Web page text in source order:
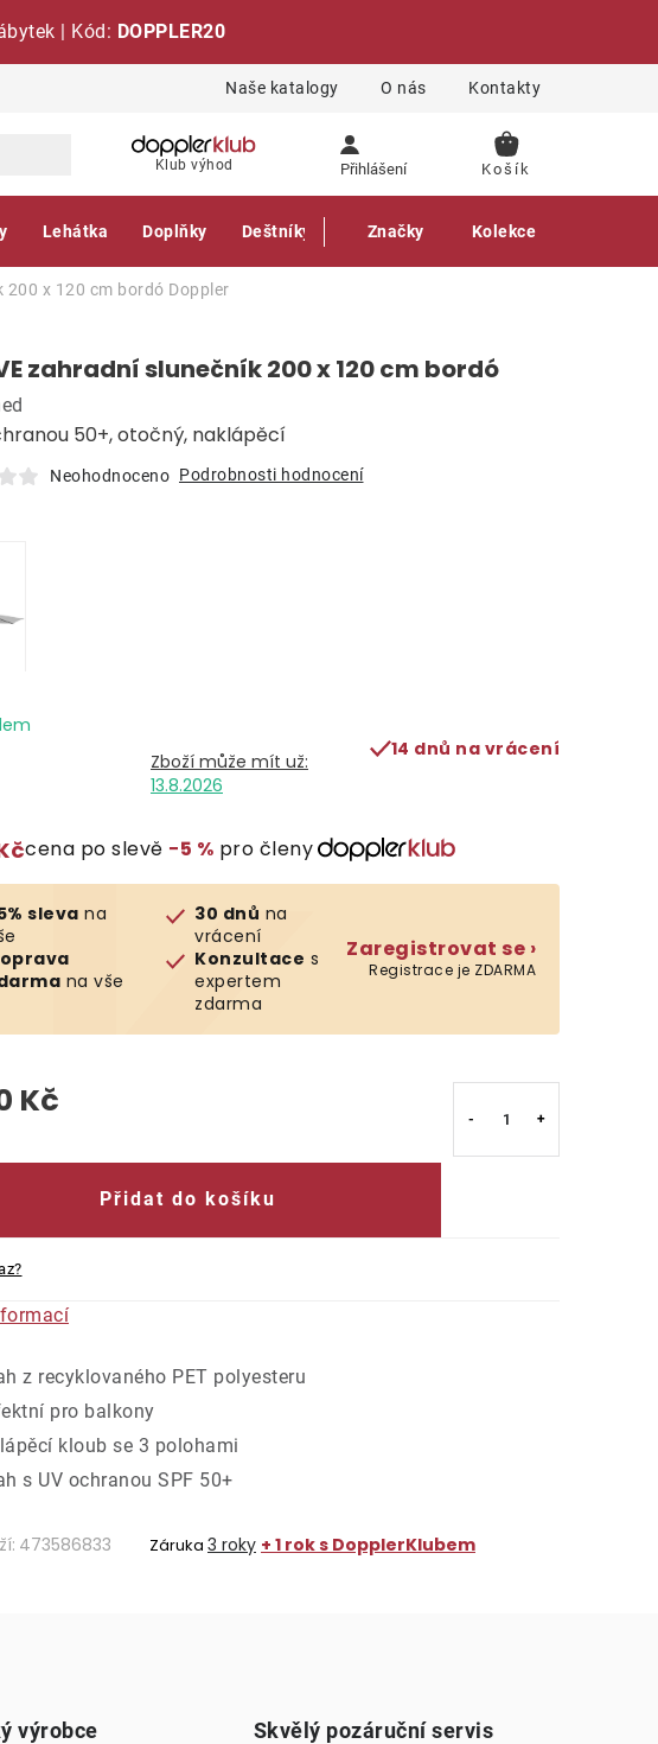
| Kód: DOPPLER20
Naše katalogy O nás Kontakty
Klub výhod Přihlášení
NÁKUPNÍ
Lehátka Doplňky Deštníky Gastro produkty
Značky Kolekce
200 x 120 cm bordó Doppler
zahradní slunečník 200 x 120 cm bordó
50+, otočný, naklápěcí
Neohodnoceno Podrobnosti hodnocení
13.8.2026
14 dnů na vrácení
cena po slevě −5 % pro členy
sleva na
na vše
30 dnů na
vrácení
Konzultace s
expertem
zdarma
Zaregistrovat se ›
Registrace je ZDARMA
Kč
Přidat do košíku
z recyklovaného PET polyesteru
pro balkony
kloub se 3 polohami
s UV ochranou SPF 50+
473586833 Záruka 3 roky + 1 rok s DopplerKlubem
výrobce Skvělý pozáruční servis